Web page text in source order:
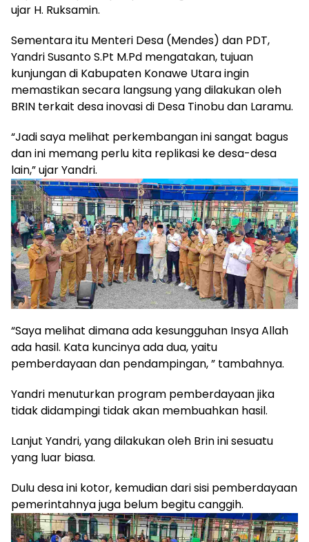
ujar H. Ruksamin.
Sementara itu Menteri Desa (Mendes) dan PDT,
Yandri Susanto S.Pt M.Pd mengatakan, tujuan
kunjungan di Kabupaten Konawe Utara ingin
memastikan secara langsung yang dilakukan oleh
BRIN terkait desa inovasi di Desa Tinobu dan Laramu.
“Jadi saya melihat perkembangan ini sangat bagus
dan ini memang perlu kita replikasi ke desa-desa
lain,” ujar Yandri.
“Saya melihat dimana ada kesungguhan Insya Allah
ada hasil. Kata kuncinya ada dua, yaitu
pemberdayaan dan pendampingan, ” tambahnya.
Yandri menuturkan program pemberdayaan jika
tidak didampingi tidak akan membuahkan hasil.
Lanjut Yandri, yang dilakukan oleh Brin ini sesuatu
yang luar biasa.
Dulu desa ini kotor, kemudian dari sisi pemberdayaan
pemerintahnya juga belum begitu canggih.